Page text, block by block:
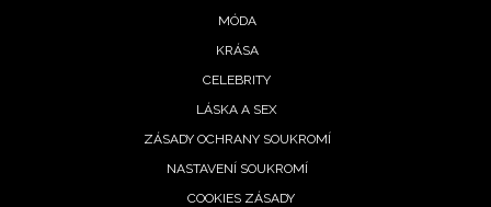
MÓDA
KRÁSA
CELEBRITY
LÁSKA A SEX
ZÁSADY OCHRANY SOUKROMÍ
NASTAVENÍ SOUKROMÍ
COOKIES ZÁSADY